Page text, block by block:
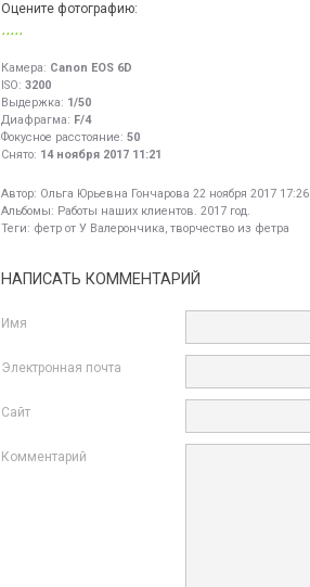
Оцените фотографию:
Камера: Canon EOS 6D
ISO: 3200
Выдержка: 1/50
Диафрагма: F/4
Фокусное расстояние: 50
Снято: 14 ноября 2017 11:21
Автор: Ольга Юрьевна Гончарова 22 ноября 2017 17:26
Альбомы: Работы наших клиентов. 2017 год.
Теги: фетр от У Валерончика, творчество из фетра
НАПИСАТЬ КОММЕНТАРИЙ
Имя
Электронная почта
Сайт
Комментарий